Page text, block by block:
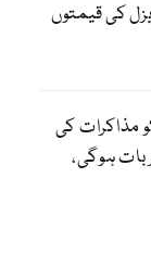
کی قیمتوں
مذاکرات کی
ہوگی،